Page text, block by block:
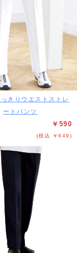
きりウエストストレ
ートパンツ
￥590
(税込 ￥649)